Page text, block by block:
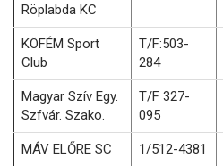
Röplabda KC
KÖFÉM Sport
Club
T/F:503-
284
Magyar Szív Egy.
Szfvár. Szako.
T/F 327-
095
MÁV ELŐRE SC 1/512-4381